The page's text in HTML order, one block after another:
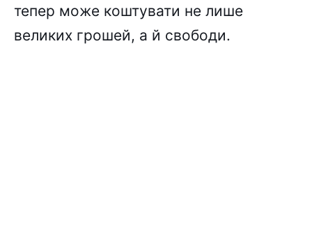
тепер може коштувати не лише
великих грошей, а й свободи.